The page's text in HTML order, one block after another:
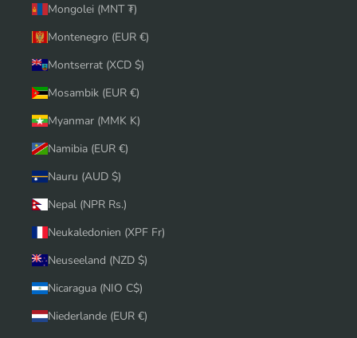
Mongolei (MNT ₮)
Montenegro (EUR €)
Montserrat (XCD $)
Mosambik (EUR €)
Myanmar (MMK K)
Namibia (EUR €)
Nauru (AUD $)
Nepal (NPR Rs.)
Neukaledonien (XPF Fr)
Neuseeland (NZD $)
Nicaragua (NIO C$)
Niederlande (EUR €)